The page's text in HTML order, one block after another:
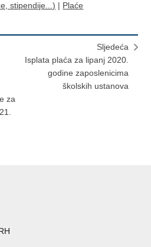
stipendije...) | Plaće
za
Sljedeća
Isplata plaća za lipanj 2020.
godine zaposlenicima
školskih ustanova